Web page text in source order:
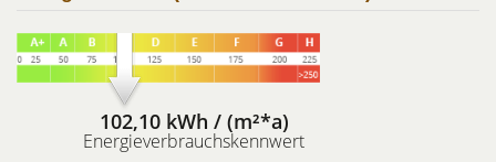
102,10 kWh / (m²*a)
Energieverbrauchskennwert